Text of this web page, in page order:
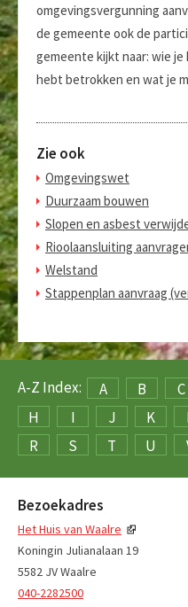
omgevingsvergunning
de gemeente ook de
gemeente kijkt naar: wie
hebt betrokken en wat je
Zie ook
Omgevingswet
Duurzaam bouwen
Slopen en asbest
Rioolaansluiting
Welstand
Stappenplan aanvraag
A-Z Index: A B C
H
I J K
R
S T U
Bezoekadres
Het Huis van Waalre
Koningin Julianalaan 19
5582 JV Waalre
040-2282500